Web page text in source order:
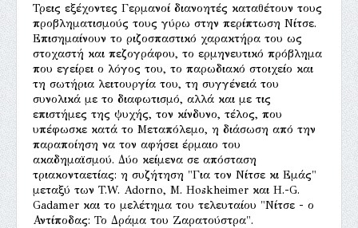
Τρεις εξέχοντες Γερμανοί διανοητές καταθέτουν τους
προβληματισμούς τους γύρω στην περίπτωση Νίτσε.
Επισημαίνουν το ριζοσπαστικό χαρακτήρα του ως
στοχαστή και πεζογράφου, το ερμηνευτικό πρόβλημα
που εγείρει ο λόγος του, το παρωδιακό στοιχείο και
τη σωτήρια λειτουργία του, τη συγγένειά του
συνολικά με το διαφωτισμό, αλλά και με τις
επιστήμες της ψυχής, τον κίνδυνο, τέλος, που
υπέφωσκε κατά το Μεταπόλεμο, η διάσωση από την
παραποίηση να τον αφήσει έρμαιο του
ακαδημαϊσμού. Δύο κείμενα σε απόσταση
τριακονταετίας: η συζήτηση "Για τον Νίτσε κι Εμάς"
μεταξύ των T.W. Adorno, M. Hoskheimer και H.-G.
Gadamer και το μελέτημα του τελευταίου "Νίτσε - ο
Αντίποδας: Το Δράμα του Ζαρατούστρα".